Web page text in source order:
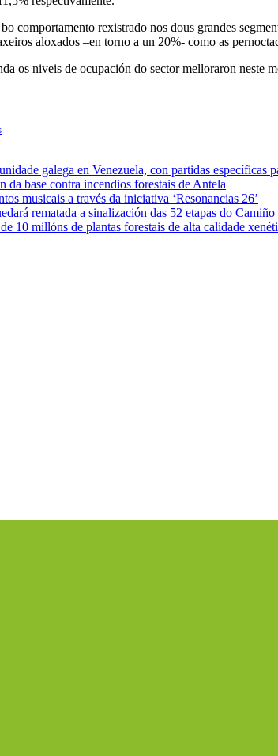
comportamento rexistrado nos dous grandes
aloxados –en torno a un 20%- como as
os niveis de ocupación do sector melloraron neste
galega en Venezuela, con partidas específicas
base contra incendios forestais de Antela
musicais a través da iniciativa ‘Resonancias 26’
rematada a sinalización das 52 etapas do
10 millóns de plantas forestais de alta calidade